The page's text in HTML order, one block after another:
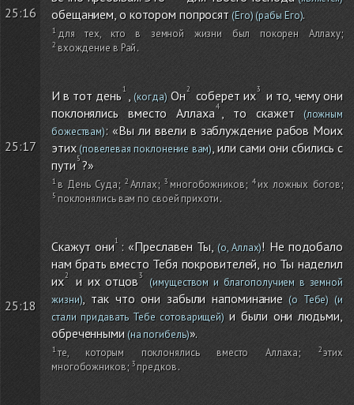
25:16 обещанием, о котором попросят(Его)(рабы Его).
для тех, кто в земной жизни был покорен Аллаху;
вхождение в Рай.
25:17
И в тот день (когда)Он соберет их
и то, чему они
поклонялись вместо Аллаха
, то скажет(ложным
божествам): «Вы ли ввели в заблуждение рабов Моих
этих(повелевая поклонение вам) , или сами они сбились с
пути ?»
в День Суда; Аллах; многобожников; их ложных богов;
поклонялись вам по своей прихоти.
25:18
Скажут они : «Преславен Ты, (о, Аллах)! Не подобало
нам брать вместо Тебя покровителей, но Ты наделил
их
и их отцов
(имуществом и благополучием в земной
жизни), так что они забыли напоминание (о Тебе) (и
стали придавать Тебе сотоварищей) и были они людьми,
обреченными(на погибель)».
те, которым поклонялись вместо Аллаха;
этих
многобожников; предков.